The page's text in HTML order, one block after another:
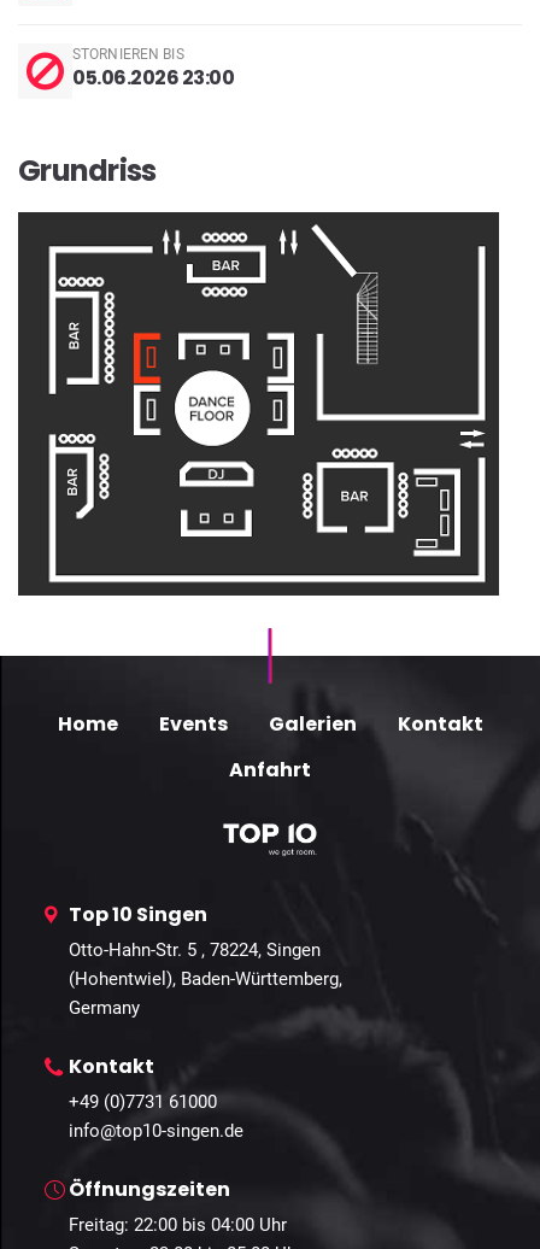
STORNIEREN BIS
05.06.2026 23:00
Grundriss
Home Events Galerien
Kontakt
Anfahrt
Top 10 Singen
Otto-Hahn-Str. 5 , 78224, Singen
(Hohentwiel), Baden-Württemberg,
Germany
Kontakt
+49 (0)7731 61000
info@top10-singen.de
Öffnungszeiten
Freitag: 22:00 bis 04:00 Uhr